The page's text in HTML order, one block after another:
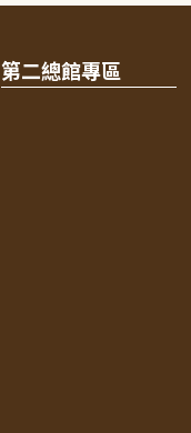
第二總館專區